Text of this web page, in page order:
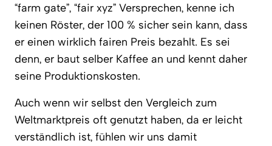
“farm gate”, “fair xyz” Versprechen, kenne ich
keinen Röster, der 100 % sicher sein kann, dass
er einen wirklich fairen Preis bezahlt. Es sei
denn, er baut selber Kaffee an und kennt daher
seine Produktionskosten.
Auch wenn wir selbst den Vergleich zum
Weltmarktpreis oft genutzt haben, da er leicht
verständlich ist, fühlen wir uns damit